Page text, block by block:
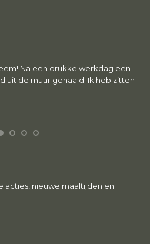
Na een drukke werkdag een
uit de muur gehaald. Ik heb zitten
acties, nieuwe maaltijden en